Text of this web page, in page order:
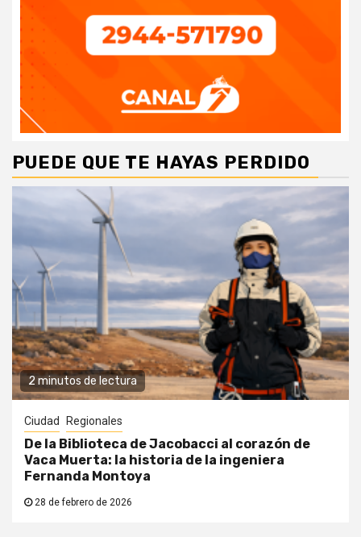
PUEDE QUE TE HAYAS PERDIDO
2 minutos de lectura
Ciudad Regionales
De la Biblioteca de Jacobacci al corazón de
Vaca Muerta: la historia de la ingeniera
Fernanda Montoya
28 de febrero de 2026